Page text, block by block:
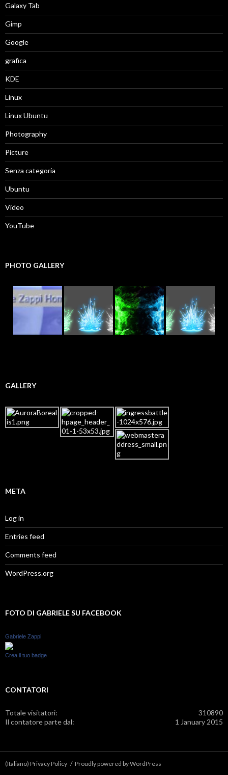
Galaxy Tab
Gimp
Google
grafica
KDE
Linux
Linux Ubuntu
Photography
Picture
Senza categoria
Ubuntu
Video
YouTube
PHOTO GALLERY
GALLERY
META
Log in
Entries feed
Comments feed
WordPress.org
FOTO DI GABRIELE SU FACEBOOK
Gabriele Zappi
Crea il tuo badge
CONTATORI
310890
Totale visitatori:
1 January 2015
Il contatore parte dal:
(Italiano) Privacy Policy Proudly powered by WordPress